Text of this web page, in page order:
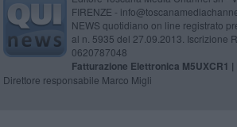
FIRENZE -
NEWS quotidiano on line registrato
al n. 5935 del 27.09.2013. Iscrizione
0620787048
Fatturazione Elettronica M5UXCR1 |
Direttore responsabile Marco Migli